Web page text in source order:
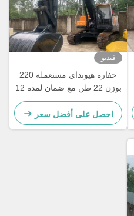
فيديو
حفارة هيونداي مستعملة 220
بوزن 22 طن مع ضمان لمدة 12
شهرًا
احصل على أفضل سعر